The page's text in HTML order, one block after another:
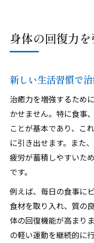
身体の回復力
新しい生活習慣で
治癒力を増強するため
かせません。特に食事
ことが基本であり、こ
に引き出せます。また
疲労が蓄積しやすいた
です。
例えば、毎日の食事に
食材を取り入れ、質の
体の回復機能が高まり
の軽い運動を継続的に